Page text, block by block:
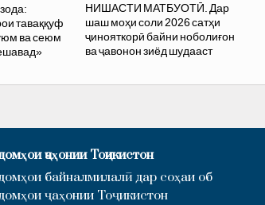
таваққуф
ва сеюм
НИШАСТИ МАТБУОТӢ. Дар
шаш моҳи соли 2026 сатҳи
ҷинояткорӣ байни ноболиғон
ва ҷавонон зиёд шудааст
ҷаҳонии Тоҷикистон
байналмилалӣ дар соҳаи об
ҷаҳонии Тоҷикистон